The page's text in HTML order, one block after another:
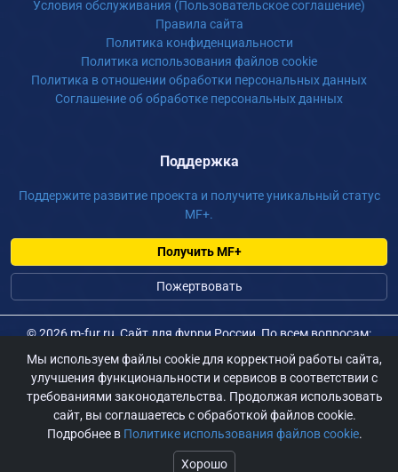
Условия обслуживания (Пользовательское соглашение)
Правила сайта
Политика конфиденциальности
Политика использования файлов cookie
Политика в отношении обработки персональных данных
Соглашение об обработке персональных данных
Поддержка
Поддержите развитие проекта и получите уникальный статус
MF+.
Получить MF+
Пожертвовать
©2026 m-fur.ru, Сайт для фурри России, По всем вопросам:
admin@m-fur.ru
Мы используем файлы cookie для корректной работы сайта,
улучшения функциональности и сервисов в соответствии с
требованиями законодательства. Продолжая использовать
сайт, вы соглашаетесь с обработкой файлов cookie.
Подробнее в Политике использования файлов cookie.
Хорошо